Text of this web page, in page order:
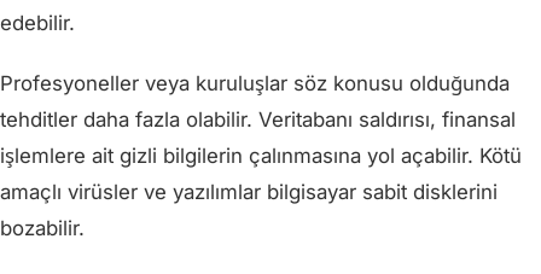
edebilir.
Profesyoneller veya kuruluşlar söz konusu olduğunda
tehditler daha fazla olabilir. Veritabanı saldırısı, finansal
işlemlere ait gizli bilgilerin çalınmasına yol açabilir. Kötü
amaçlı virüsler ve yazılımlar bilgisayar sabit disklerini
bozabilir.